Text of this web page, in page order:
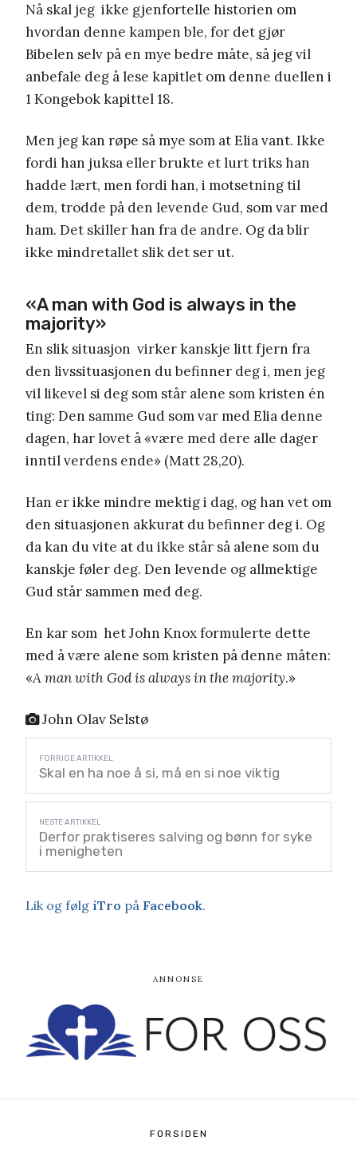
Nå skal jeg ikke gjenfortelle historien om
hvordan denne kampen ble, for det gjør
Bibelen selv på en mye bedre måte, så jeg vil
anbefale deg å lese kapitlet om denne duellen i
1 Kongebok kapittel 18.
Men jeg kan røpe så mye som at Elia vant. Ikke
fordi han juksa eller brukte et lurt triks han
hadde lært, men fordi han, i motsetning til
dem, trodde på den levende Gud, som var med
ham. Det skiller han fra de andre. Og da blir
ikke mindretallet slik det ser ut.
«A man with God is always in the
majority»
En slik situasjon virker kanskje litt fjern fra
den livssituasjonen du befinner deg i, men jeg
vil likevel si deg som står alene som kristen én
ting: Den samme Gud som var med Elia denne
dagen, har lovet å «være med dere alle dager
inntil verdens ende» (Matt 28,20).
Han er ikke mindre mektig i dag, og han vet om
den situasjonen akkurat du befinner deg i. Og
da kan du vite at du ikke står så alene som du
kanskje føler deg. Den levende og allmektige
Gud står sammen med deg.
En kar som het John Knox formulerte dette
med å være alene som kristen på denne måten:
«A man with God is always in the majority.»
John Olav Selstø
Skal en ha noe å si, må en si noe viktig
Derfor praktiseres salving og bønn for syke
i menigheten
Lik og følg iTro på Facebook.
FORSIDEN